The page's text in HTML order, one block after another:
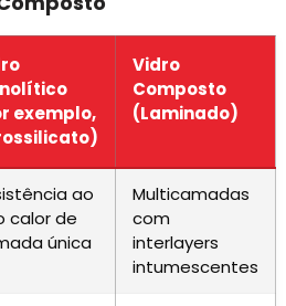
exemplo,
Vidro
Composto
(Laminado)
ao
calor de
única
Multicamadas
com
interlayers
intumescentes